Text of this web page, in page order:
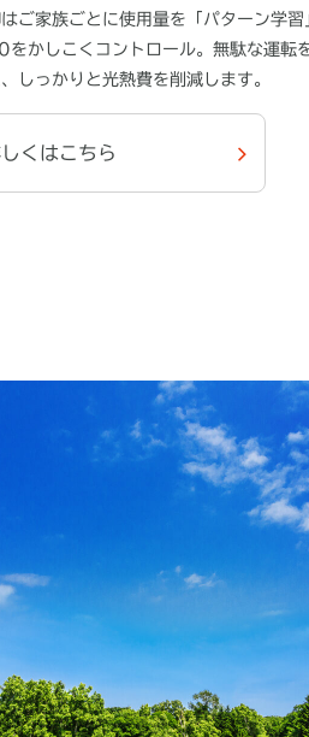
ご家族ごとに使用量を「パターン学
かしこくコントロール。無駄な運転
しっかりと光熱費を削減します。
くはこちら